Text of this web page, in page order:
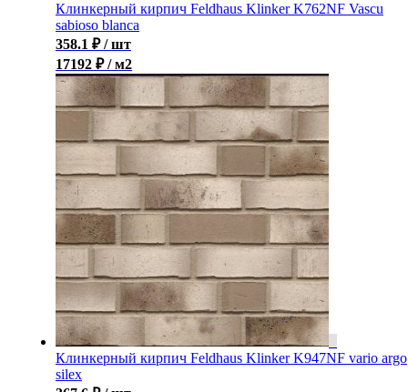
Клинкерный кирпич Feldhaus Klinker K762NF Vascu
sabioso blanca
358.1 ₽ / шт
17192 ₽ / м2
Клинкерный кирпич Feldhaus Klinker K947NF vario argo
silex